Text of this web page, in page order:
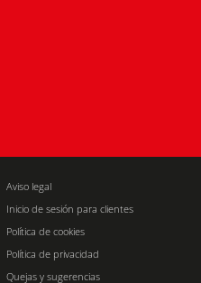
Aviso legal
Inicio de sesión para clientes
Política de cookies
Política de privacidad
Quejas y sugerencias